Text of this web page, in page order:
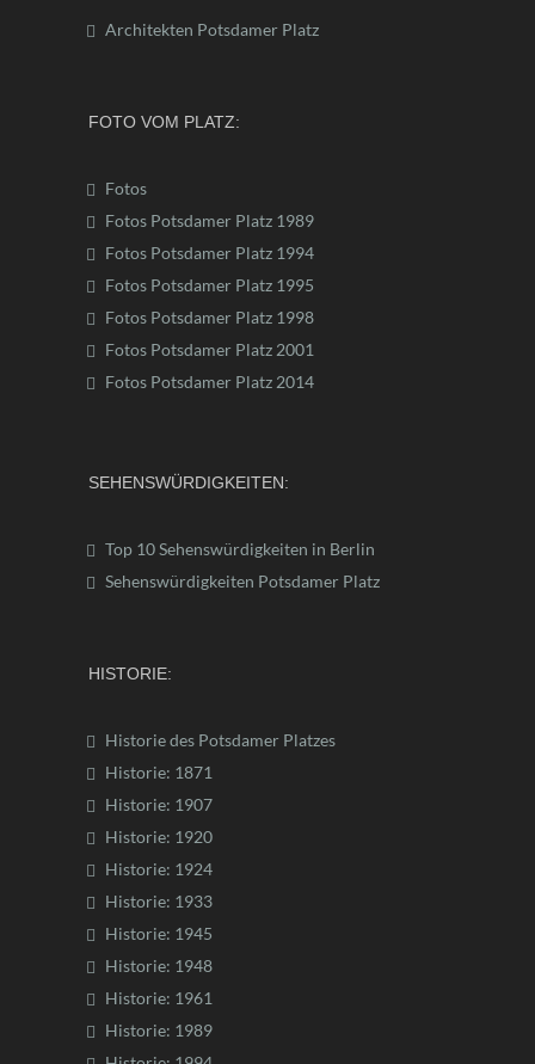
Architekten Potsdamer Platz
FOTO VOM PLATZ:
Fotos
Fotos Potsdamer Platz 1989
Fotos Potsdamer Platz 1994
Fotos Potsdamer Platz 1995
Fotos Potsdamer Platz 1998
Fotos Potsdamer Platz 2001
Fotos Potsdamer Platz 2014
SEHENSWÜRDIGKEITEN:
Top 10 Sehenswürdigkeiten in Berlin
Sehenswürdigkeiten Potsdamer Platz
HISTORIE:
Historie des Potsdamer Platzes
Historie: 1871
Historie: 1907
Historie: 1920
Historie: 1924
Historie: 1933
Historie: 1945
Historie: 1948
Historie: 1961
Historie: 1989